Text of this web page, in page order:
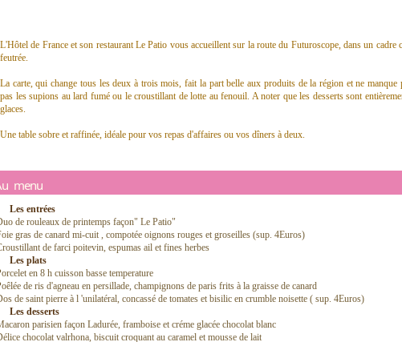
L'Hôtel de France et son restaurant Le Patio vous accueillent sur la route du Futuroscope, dans un cadre
feutrée.
La carte, qui change tous les deux à trois mois, fait la part belle aux produits de la région et ne manque
pas les supions au lard fumé ou le croustillant de lotte au fenouil. A noter que les desserts sont
glaces.
Une table sobre et raffinée, idéale pour vos repas d'affaires ou vos dîners à deux.
menu
Les entrées
de rouleaux de printemps façon" Le Patio"
gras de canard mi-cuit , compotée oignons rouges et groseilles (sup. 4Euros)
de farci poitevin, espumas ail et fines herbes
Les plats
en 8 h cuisson basse temperature
de ris d'agneau en persillade, champignons de paris frits à la graisse de canard
de saint pierre à l 'unilatéral, concassé de tomates et bisilic en crumble noisette ( sup. 4Euros)
Les desserts
parisien façon Ladurée, framboise et créme glacée chocolat blanc
chocolat valrhona, biscuit croquant au caramel et mousse de lait